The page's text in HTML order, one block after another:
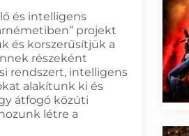
és intelligens
projekt
és korszerűsítjük a
részeként
rendszert, intelligens
alakítunk ki és
átfogó közúti
létre a